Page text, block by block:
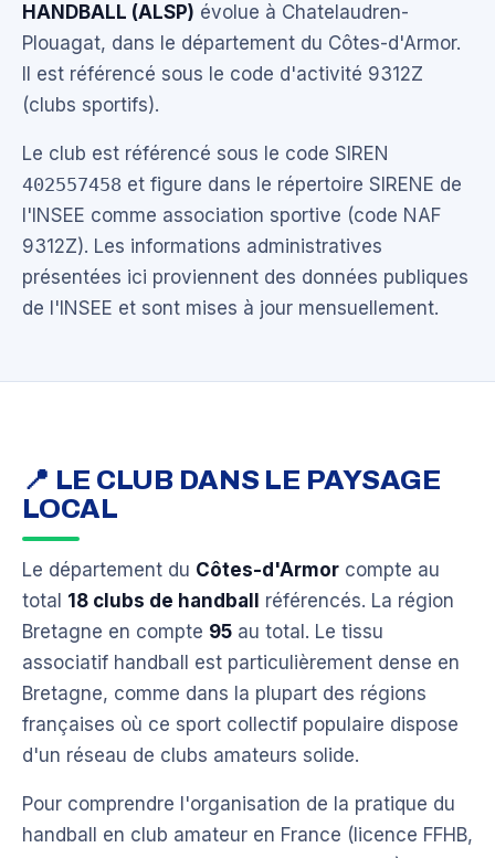
HANDBALL (ALSP) évolue à Chatelaudren-
Plouagat, dans le département du Côtes-d'Armor.
Il est référencé sous le code d'activité 9312Z
(clubs sportifs).
Le club est référencé sous le code SIREN
402557458 et figure dans le répertoire SIRENE de
l'INSEE comme association sportive (code NAF
9312Z). Les informations administratives
présentées ici proviennent des données publiques
de l'INSEE et sont mises à jour mensuellement.
📍 LE CLUB DANS LE PAYSAGE
LOCAL
Le département du Côtes-d'Armor compte au
total 18 clubs de handball
référencés. La région
Bretagne en compte 95 au total. Le tissu
associatif handball est particulièrement dense en
Bretagne, comme dans la plupart des régions
françaises où ce sport collectif populaire dispose
d'un réseau de clubs amateurs solide.
Pour comprendre l'organisation de la pratique du
handball en club amateur en France (licence FFHB,